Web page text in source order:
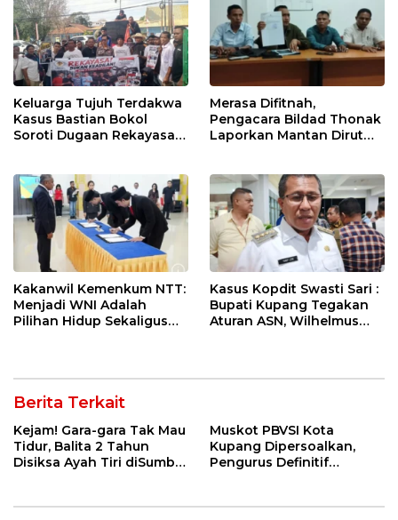
Keluarga Tujuh Terdakwa
Kasus Bastian Bokol
Soroti Dugaan Rekayasa
Merasa Difitnah,
Pengacara Bildad Thonak
Laporkan Mantan Dirut
Kakanwil Kemenkum NTT:
Menjadi WNI Adalah
Pilihan Hidup Sekaligus
Kasus Kopdit Swasti Sari :
Bupati Kupang Tegakan
Aturan ASN, Wilhelmus
Berita Terkait
Kejam! Gara-gara Tak Mau
Tidur, Balita 2 Tahun
Disiksa Ayah Tiri diSumba
hingga Direndam Air Es
Muskot PBVSI Kota
Kupang Dipersoalkan,
Pengurus Definitif